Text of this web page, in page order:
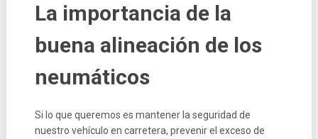
La importancia de la
buena alineación de los
neumáticos
Si lo que queremos es mantener la seguridad de
nuestro vehículo en carretera, prevenir el exceso de